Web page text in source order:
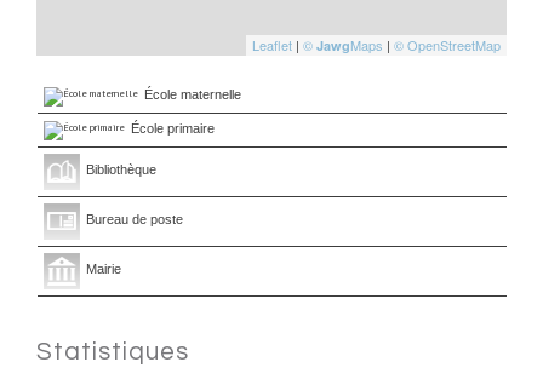
Leaflet | © JawgMaps | © OpenStreetMap
École maternelle
École primaire
Bibliothèque
Bureau de poste
Mairie
Statistiques